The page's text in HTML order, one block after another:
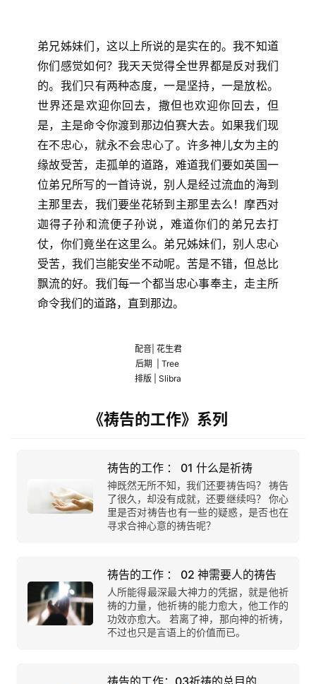
弟兄姊妹们，这以上所说的是实在的。我不知道
你们感觉如何？我天天觉得全世界都是反对我们
的。我们只有两种态度，一是坚持，一是放松。
世界还是欢迎你回去，撒但也欢迎你回去，但
是，主是命令你渡到那边伯赛大去。如果我们现
在不忠心，就永不会忠心了。许多神儿女为主的
缘故受苦，走孤单的道路，难道我们要如英国一
位弟兄所写的一首诗说，别人是经过流血的海到
主那里去，我们要坐花轿到主那里去么！摩西对
迦得子孙和流便子孙说，难道你们的弟兄去打
仗，你们竟坐在这里么。弟兄姊妹们，别人忠心
受苦，我们岂能安坐不动呢。苦是不错，但总比
飘流的好。我们每一个都当忠心事奉主，走主所
命令我们的道路，直到那边。
配音| 花生君
后期  | Tree
排版 | Slibra
《祷告的工作》系列
祷告的工作 ： 01 什么是祈祷
神既然无所不知，我们还要祷告吗？ 祷告
了很久，却没有成就，还要继续吗？ 你心
里是否对祷告也有一些的疑惑，是否也在
寻求合神心意的祷告呢？
祷告的工作 ： 02 神需要人的祷告
人所能得最深最大神力的凭据，就是他祈
祷的力量，他祈祷的能力愈大，他工作的
功效亦愈大。 若离了神，那向神的祈祷，
不过也只是言语上的价值而已。